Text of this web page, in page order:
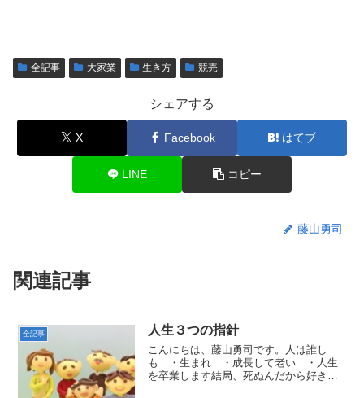
全記事 大家業 生き方 競売
シェアする
X Facebook はてブ
LINE コピー
藤山勇司
関連記事
全記事 人生３つの指針
こんにちは、藤山勇司です。人は誰し
も ・生まれ ・成長して老い ・人生
を卒業します結局、死ぬんだから好きな